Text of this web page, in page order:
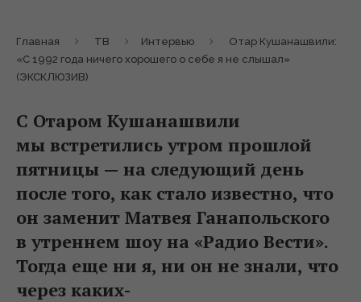
Главная ТВ Интервью
Отар Кушанашвили:
«С 1992 года ничего хорошего о себе я не слышал»
(ЭКСКЛЮЗИВ)
С Отаром Кушанашвили
мы встретились утром прошлой
пятницы — на следующий день
после того, как стало известно, что
он заменит Матвея Ганапольского
в утреннем шоу на «Радио Вести».
Тогда еще ни я, ни он не знали, что
через каких-